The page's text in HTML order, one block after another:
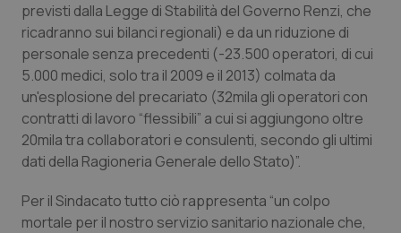
Puglia
Sardegna
Sicilia
Toscana
Umbria
Malattie rare
Malattia di Crohn & Rettocolite Ulcerosa
Neuroscienze & patologie neurodegenerative
Obesità
Oftalmologia
previsti dalla Legge di Stabilità del Governo Renzi, che
ricadranno sui bilanci regionali) e da un riduzione di
personale senza precedenti (-23.500 operatori, di cui
5.000 medici, solo tra il 2009 e il 2013) colmata da
un'esplosione del precariato (32mila gli operatori con
contratti di lavoro “flessibili” a cui si aggiungono oltre
20mila tra collaboratori e consulenti, secondo gli ultimi
dati della Ragioneria Generale dello Stato)”.
Per il Sindacato tutto ciò rappresenta “un colpo
mortale per il nostro servizio sanitario nazionale che,